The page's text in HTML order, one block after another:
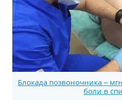
Блокада позвоночника –
боли в